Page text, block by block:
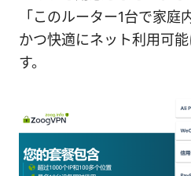
「このルーター1台で家庭
かつ快適にネット利用可
す。